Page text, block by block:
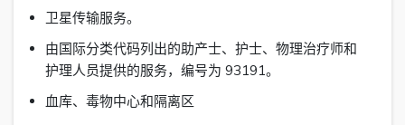
卫星传输服务。
由国际分类代码列出的助产士、护士、物理治疗师和
护理人员提供的服务，编号为 93191。
血库、毒物中心和隔离区